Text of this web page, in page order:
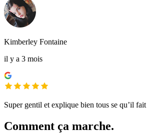
Kimberley Fontaine
il y a 3 mois
Super gentil et explique bien tous se qu’il fait
Comment ça marche.